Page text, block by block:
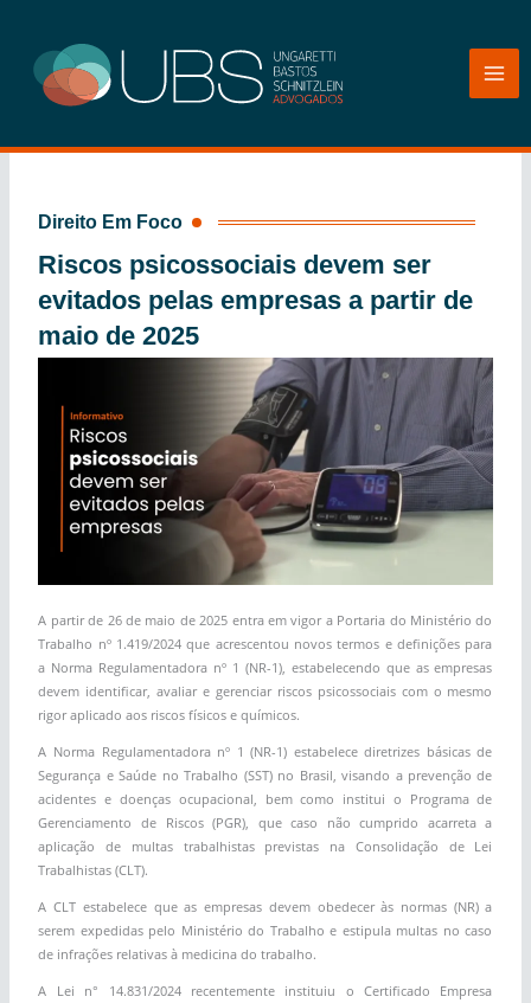
conteúdo
Direito Em Foco
Riscos psicossociais devem ser
evitados pelas empresas a partir de
maio de 2025
A partir de 26 de maio de 2025 entra em vigor a Portaria do Ministério do
Trabalho nº 1.419/2024 que acrescentou novos termos e definições para
a Norma Regulamentadora nº 1 (NR-1), estabelecendo que as empresas
devem identificar, avaliar e gerenciar riscos psicossociais com o mesmo
rigor aplicado aos riscos físicos e químicos.
A Norma Regulamentadora nº 1 (NR-1) estabelece diretrizes básicas de
Segurança e Saúde no Trabalho (SST) no Brasil, visando a prevenção de
acidentes e doenças ocupacional, bem como institui o Programa de
Gerenciamento de Riscos (PGR), que caso não cumprido acarreta a
aplicação de multas trabalhistas previstas na Consolidação de Lei
Trabalhistas (CLT).
A CLT estabelece que as empresas devem obedecer às normas (NR) a
serem expedidas pelo Ministério do Trabalho e estipula multas no caso
de infrações relativas à medicina do trabalho.
A Lei n° 14.831/2024 recentemente instituiu o Certificado Empresa